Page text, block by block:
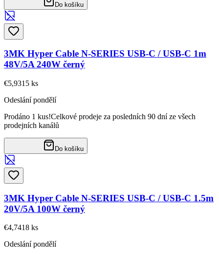
Do košíku
3MK Hyper Cable N-SERIES USB-C / USB-C 1m
48V/5A 240W černý
€5,9315 ks
Odeslání pondělí
Prodáno 1 kus!Celkové prodeje za posledních 90 dní ze všech
prodejních kanálů
Do košíku
3MK Hyper Cable N-SERIES USB-C / USB-C 1.5m
20V/5A 100W černý
€4,7418 ks
Odeslání pondělí